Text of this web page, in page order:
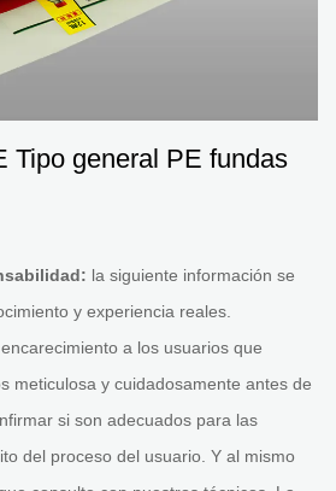
Tipo general PE fundas
la siguiente información se
y experiencia reales.
a los usuarios que
meticulosa y cuidadosamente antes de
si son adecuados para las
del proceso del usuario. Y al mismo